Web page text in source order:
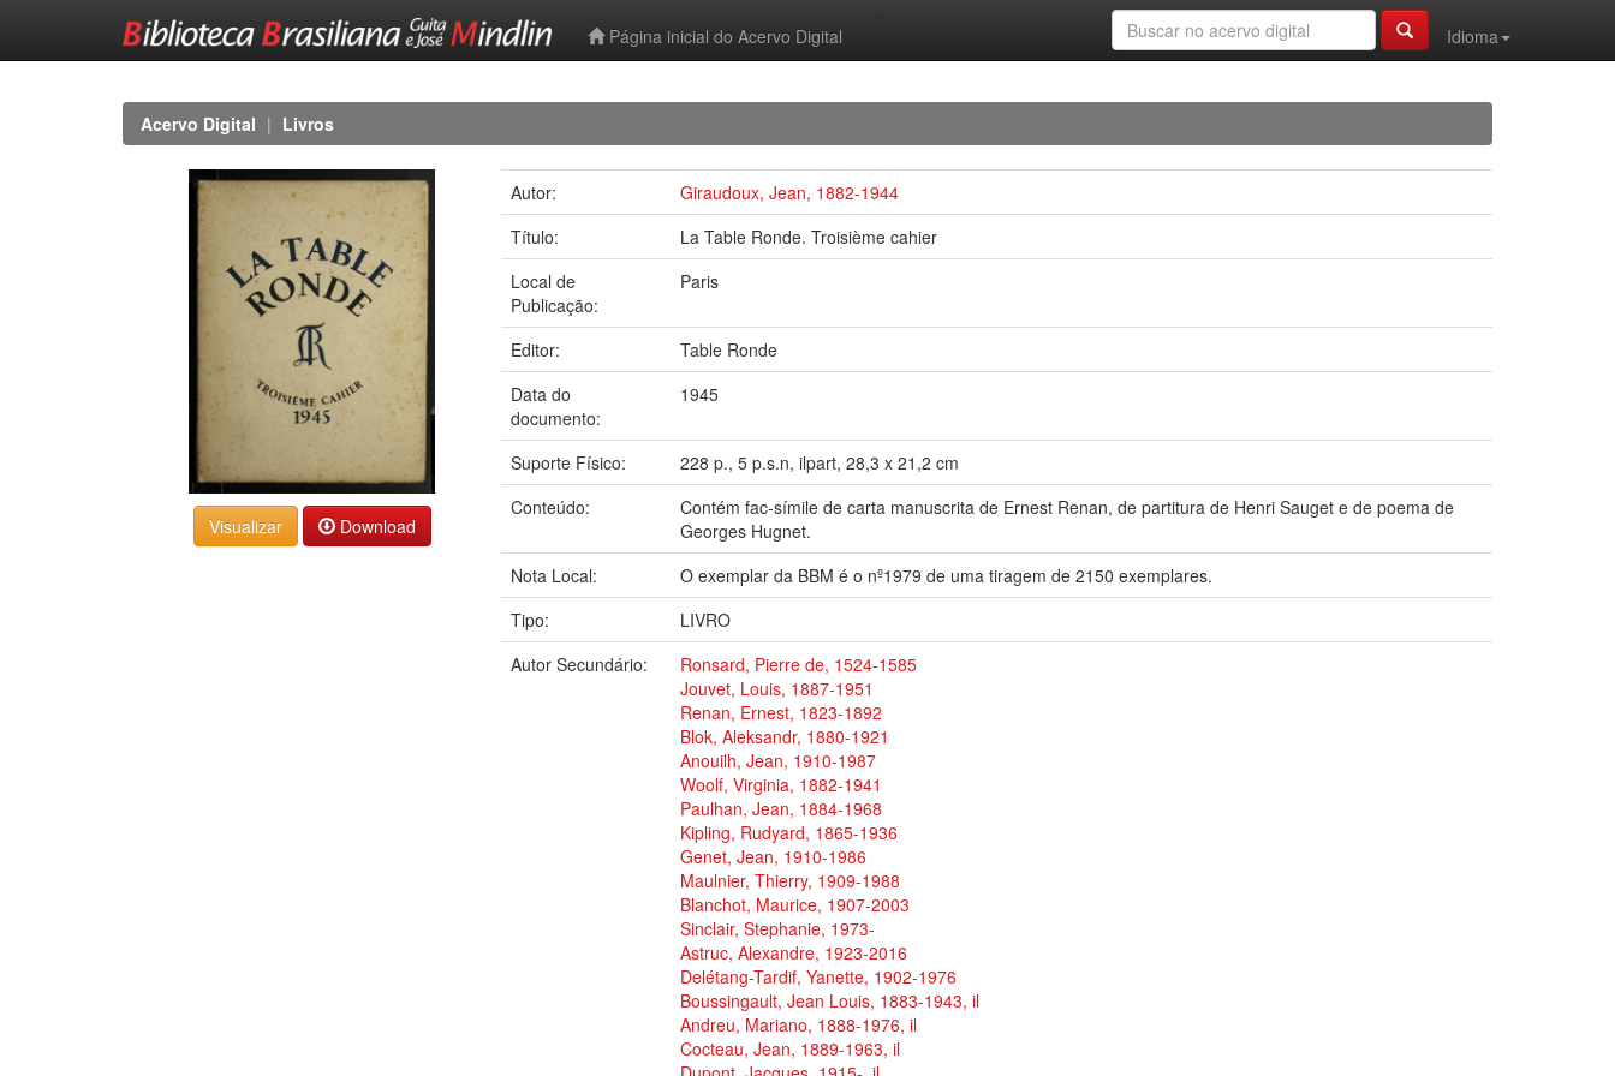
Página inicial do Acervo Digital
Idioma
Acervo Digital Livros
Download
Autor:
Giraudoux, Jean, 1882-1944
Título:
La Table Ronde. Troisième cahier
Local de
Publicação:
Paris
Editor:
Table Ronde
Data do
documento:
1945
Suporte Físico:
228 p., 5 p.s.n, ilpart, 28,3 x 21,2 cm
Conteúdo:
Contém fac-símile de carta manuscrita de Ernest Renan, de partitura de Henri Sauget e de poema de
Georges Hugnet.
Nota Local:
O exemplar da BBM é o nº1979 de uma tiragem de 2150 exemplares.
Tipo:
LIVRO
Autor Secundário:
Ronsard, Pierre de, 1524-1585
Jouvet, Louis, 1887-1951
Renan, Ernest, 1823-1892
Blok, Aleksandr, 1880-1921
Anouilh, Jean, 1910-1987
Woolf, Virginia, 1882-1941
Paulhan, Jean, 1884-1968
Kipling, Rudyard, 1865-1936
Genet, Jean, 1910-1986
Maulnier, Thierry, 1909-1988
Blanchot, Maurice, 1907-2003
Sinclair, Stephanie, 1973-
Astruc, Alexandre, 1923-2016
Delétang-Tardif, Yanette, 1902-1976
Boussingault, Jean Louis, 1883-1943, il
Andreu, Mariano, 1888-1976, il
Cocteau, Jean, 1889-1963, il